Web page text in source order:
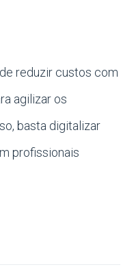
reduzir custos com
agilizar os
basta digitalizar
profissionais